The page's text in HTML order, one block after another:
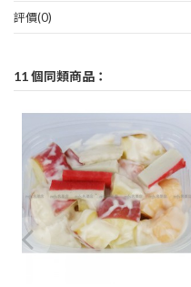
評價(0)
11 個同類商品：